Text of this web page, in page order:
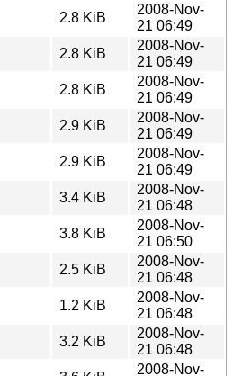
2.8 KiB
2008-Nov-
21 06:49
2.8 KiB
2008-Nov-
21 06:49
2.8 KiB
2008-Nov-
21 06:49
2.9 KiB
2008-Nov-
21 06:49
2.9 KiB
2008-Nov-
21 06:49
3.4 KiB
2008-Nov-
21 06:48
3.8 KiB
2008-Nov-
21 06:50
2.5 KiB
2008-Nov-
21 06:48
1.2 KiB
2008-Nov-
21 06:48
3.2 KiB
2008-Nov-
21 06:48
2008-Nov-